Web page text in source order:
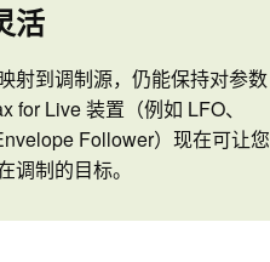
活
射到调制源，仍能保持对参数
for Live 装置（例如 LFO、
Follower）现在可让您
调制的目标。